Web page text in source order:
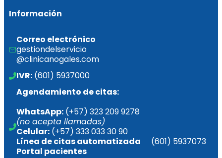
Información
Correo electrónico
gestiondelservicio
@clinicanogales.com
IVR: (601) 5937000
Agendamiento de citas:
WhatsApp: (+57) 323 209 9278
(no acepta llamadas)
Celular: (+57) 333 033 30 90
Línea de citas automatizada (601) 5937073
Portal pacientes